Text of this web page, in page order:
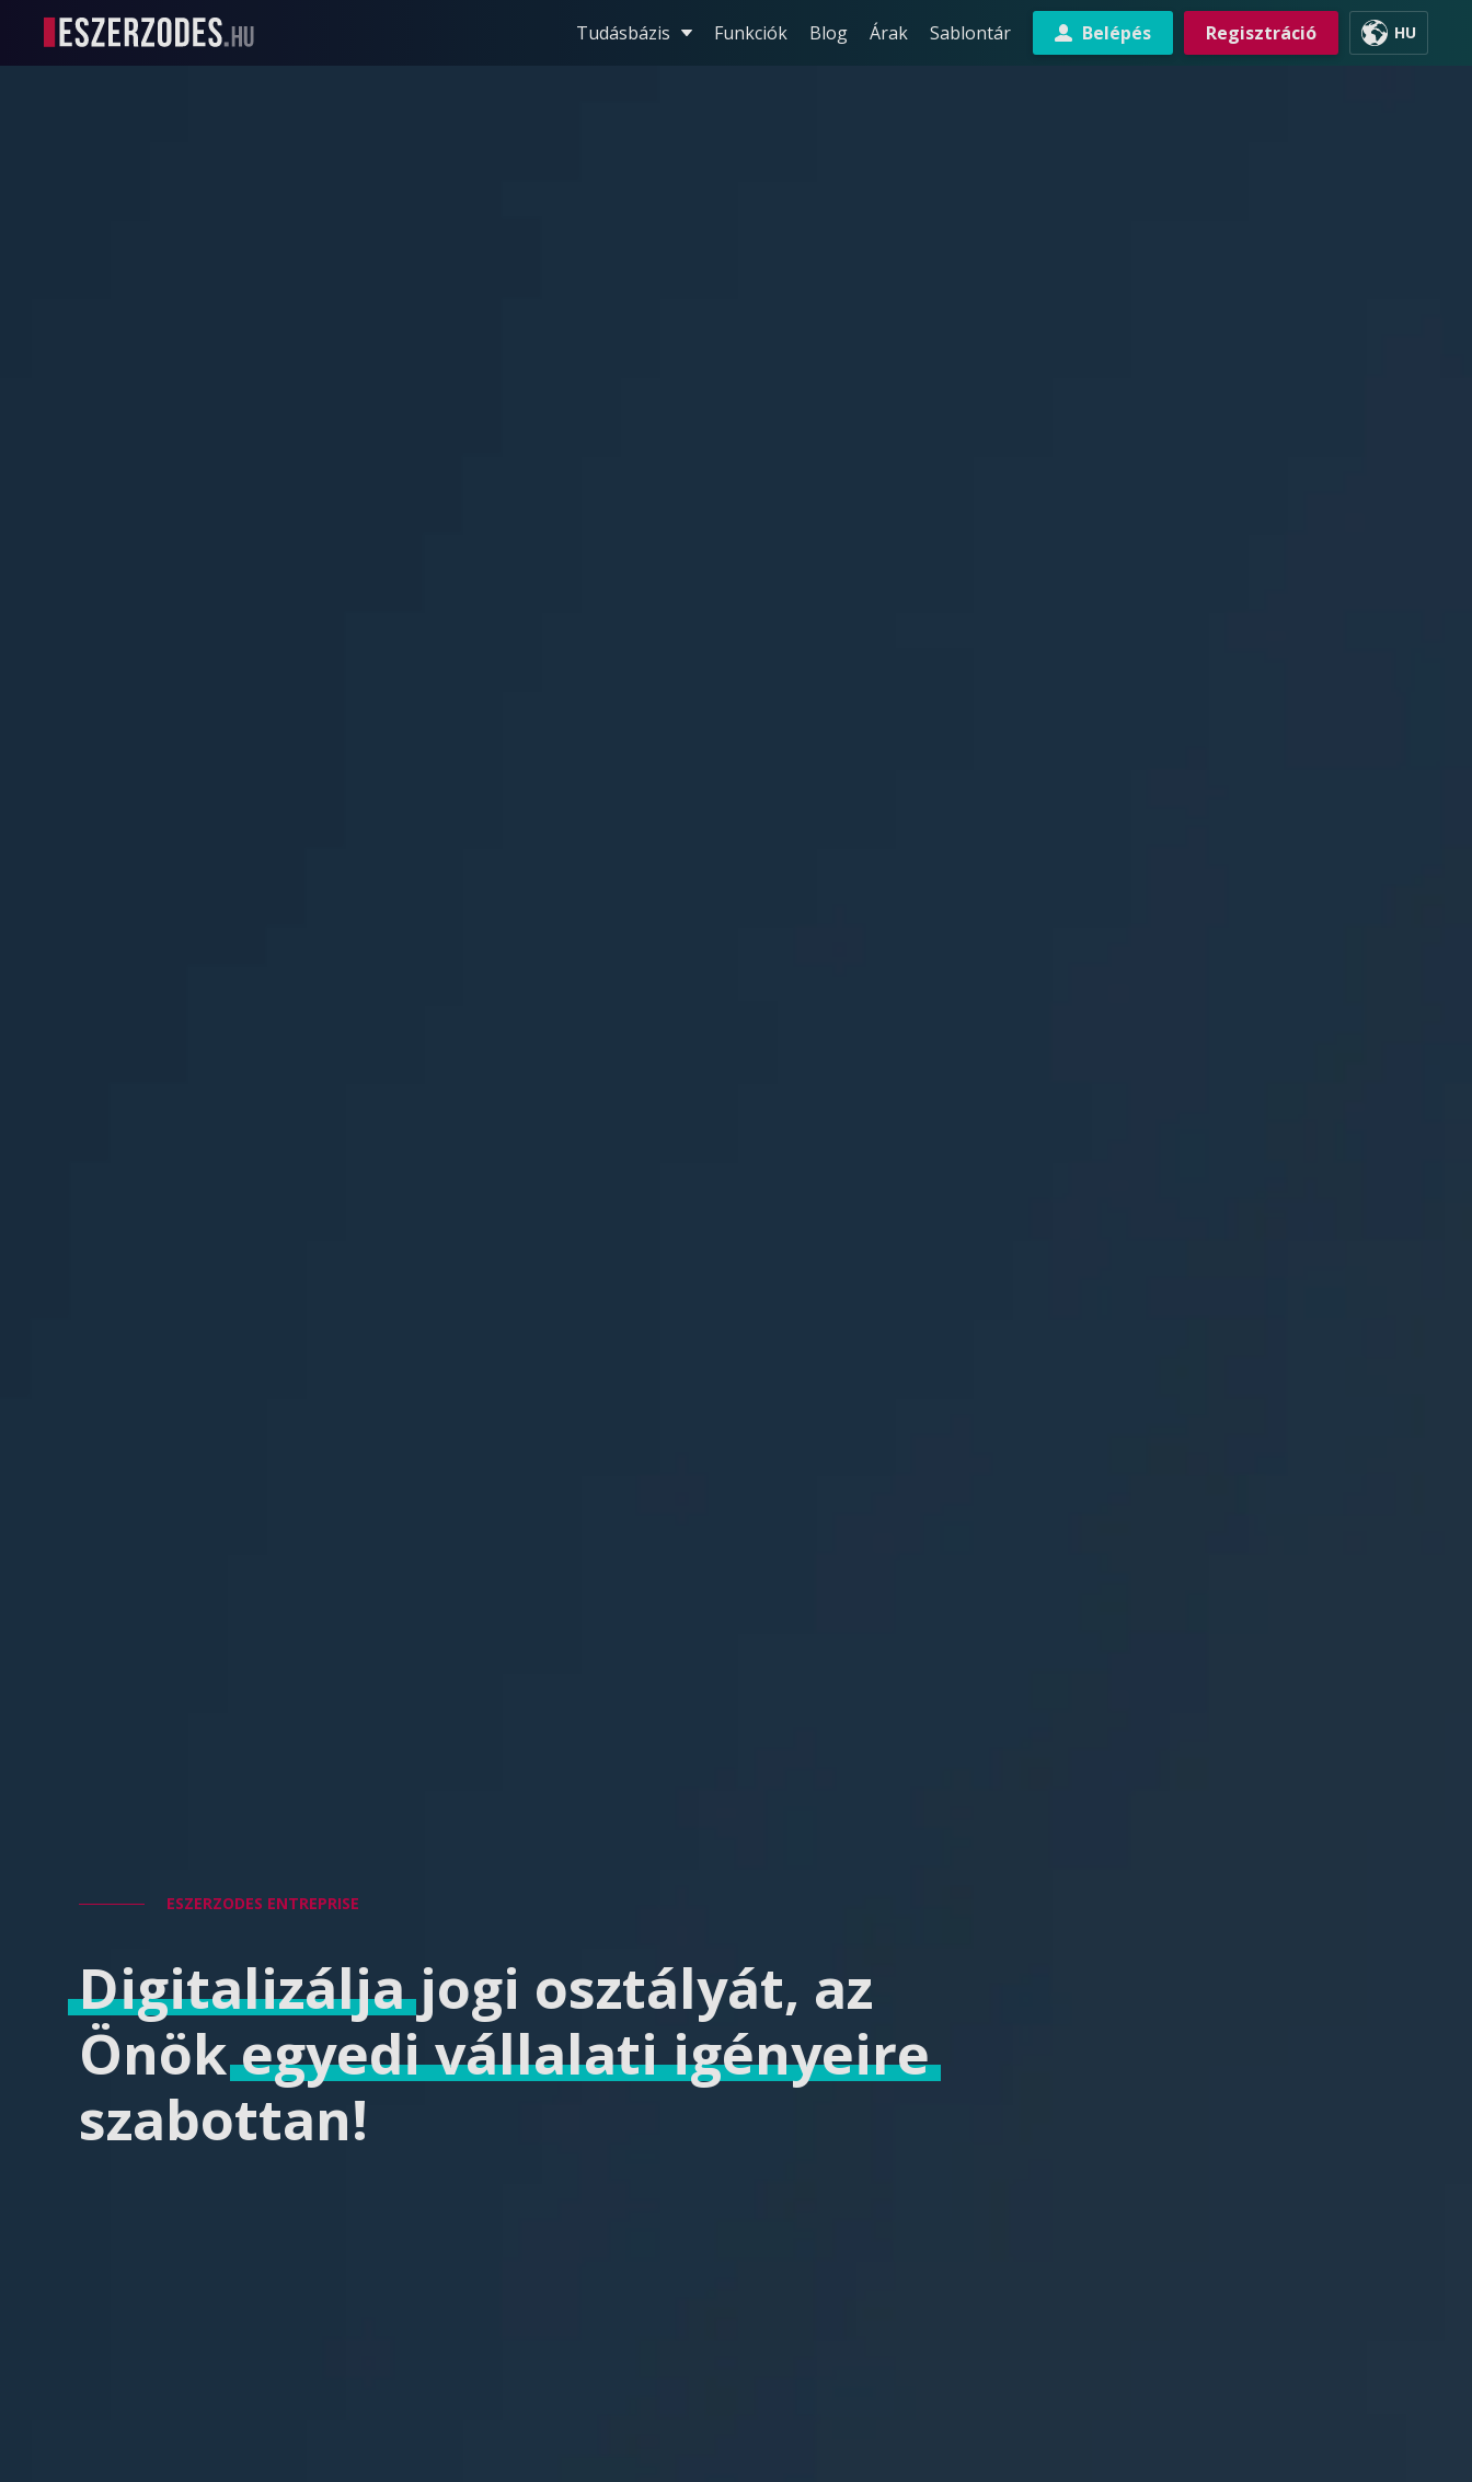
HU
Regisztráció
Belépés
Tudásbázis Funkciók Blog Árak Sablontár
ESZERZODES ENTREPRISE
Digitalizáljajogi osztályát, az
Önökegyedi vállalati igényeire
szabottan!